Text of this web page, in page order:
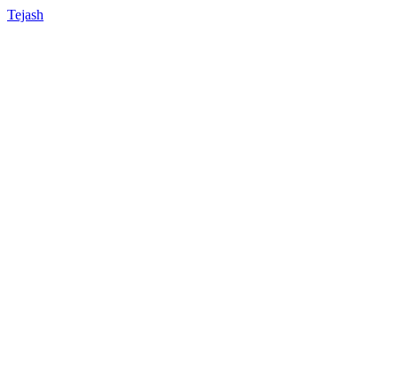
Tejash